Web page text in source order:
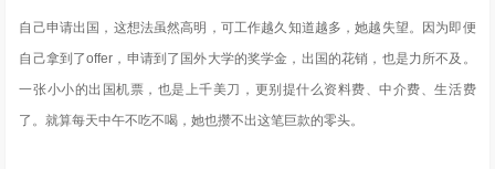
自己申请出国，这想法虽然高明，可工作越久知道越多，她越失望。因为即便
自己拿到了offer，申请到了国外大学的奖学金，出国的花销，也是力所不及。
一张小小的出国机票，也是上千美刀，更别提什么资料费、中介费、生活费
了。就算每天中午不吃不喝，她也攒不出这笔巨款的零头。